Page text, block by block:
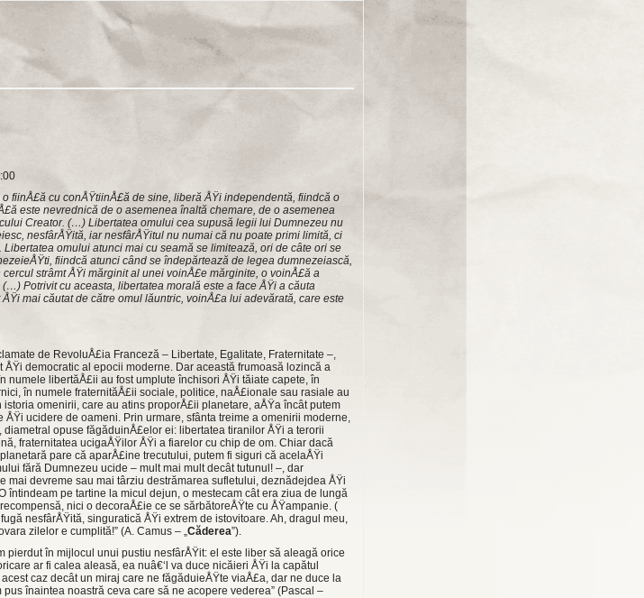
fiinÅ£ă cu conÅŸtiinÅ£ă de sine, liberă ÅŸi independentă, fiindcă o
este nevrednică de o asemenea înaltă chemare, de o asemenea
Creator. (…) Libertatea omului cea supusă legii lui Dumnezeu nu
nesfârÅŸită, iar nesfârÅŸitul nu numai că nu poate primi limită, ci
omului atunci mai cu seamă se limitează, ori de câte ori se
fiindcă atunci când se îndepărtează de legea dumnezeiască,
strâmt ÅŸi mărginit al unei voinÅ£e mărginite, o voinÅ£ă a
Potrivit cu aceasta, libertatea morală este a face ÅŸi a căuta
mai căutat de către omul lăuntric, voinÅ£a lui adevărată, care este
de RevoluÅ£ia Franceză – Libertate, Egalitate, Fraternitate –,
democratic al epocii moderne. Dar această frumoasă lozincă a
numele libertăÅ£ii au fost umplute închisori ÅŸi tăiate capete, în
în numele fraternităÅ£ii sociale, politice, naÅ£ionale sau rasiale au
omenirii, care au atins proporÅ£ii planetare, aÅŸa încât putem
ucidere de oameni. Prin urmare, sfânta treime a omenirii moderne,
opuse făgăduinÅ£elor ei: libertatea tiranilor ÅŸi a terorii
fraternitatea ucigaÅŸilor ÅŸi a fiarelor cu chip de om. Chiar dacă
pare că aparÅ£ine trecutului, putem fi siguri că acelaÅŸi
fără Dumnezeu ucide – mult mai mult decât tutunul! –, dar
mai devreme sau mai târziu destrămarea sufletului, deznădejdea ÅŸi
întindeam pe tartine la micul dejun, o mestecam cât era ziua de lungă
nici o decoraÅ£ie ce se sărbătoreÅŸte cu ÅŸampanie. (
nesfârÅŸită, singuratică ÅŸi extrem de istovitoare. Ah, dragul meu,
zilelor e cumplită!” (A. Camus – „Căderea”).
în mijlocul unui pustiu nesfârÅŸit: el este liber să aleagă orice
ar fi calea aleasă, ea nuâ€‘l va duce nicăieri ÅŸi la capătul
caz decât un miraj care ne făgăduieÅŸte viaÅ£a, dar ne duce la
înaintea noastră ceva care să ne acopere vederea” (Pascal –